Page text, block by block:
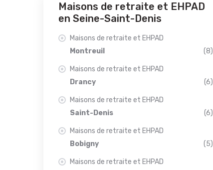
Maisons de retraite et EHPAD
en Seine-Saint-Denis
Maisons de retraite et EHPAD
Montreuil
(8)
Maisons de retraite et EHPAD
Drancy
(6)
Maisons de retraite et EHPAD
Saint-Denis
(6)
Maisons de retraite et EHPAD
Bobigny
(5)
Maisons de retraite et EHPAD